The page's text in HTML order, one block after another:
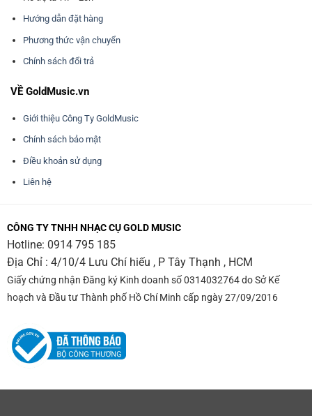
Hướng dẫn đặt hàng
Phương thức vận chuyển
Chính sách đổi trả
VỀ GoldMusic.vn
Giới thiệu Công Ty GoldMusic
Chính sách bảo mật
Điều khoản sử dụng
Liên hệ
CÔNG TY TNHH NHẠC CỤ GOLD MUSIC
Hotline: 0914 795 185
Địa Chỉ : 4/10/4 Lưu Chí hiếu , P Tây Thạnh , HCM
Giấy chứng nhận Đăng ký Kinh doanh số 0314032764 do Sở Kế
hoạch và Đầu tư Thành phố Hồ Chí Minh cấp ngày 27/09/2016